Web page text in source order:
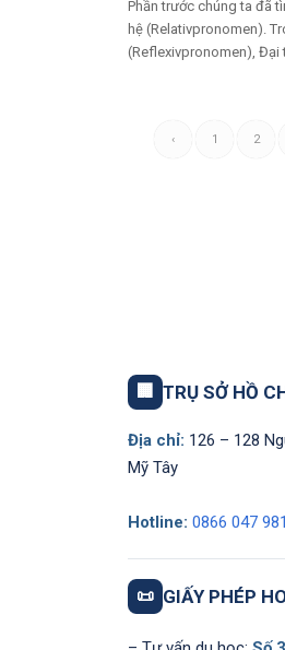
Phần trước chúng ta đã
hệ (Relativpronomen).
(Reflexivpronomen), Đại
‹ 1 2
🏢 TRỤ SỞ HỒ
Địa chỉ: 126 – 128
Mỹ Tây
Hotline: 0866 047 981
📜 GIẤY PHÉP